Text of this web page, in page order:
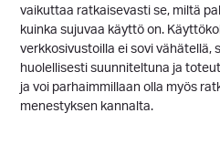
vaikuttaa ratkaisevasti se, miltä
kuinka sujuvaa käyttö on.
verkkosivustoilla ei sovi vähätellä,
huolellisesti suunniteltuna ja
ja voi parhaimmillaan olla myös
menestyksen kannalta.